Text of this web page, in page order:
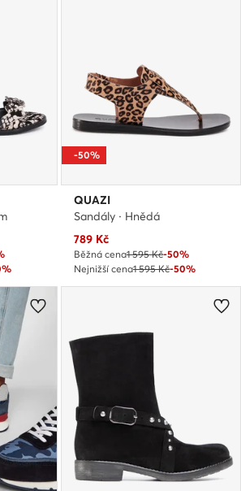
-50%
QUAZI
Sandály · Hnědá
Aktuální cena
789 Kč
Běžná cena1 595 Kč-50%
Nejnižší cena1 595 Kč-50%